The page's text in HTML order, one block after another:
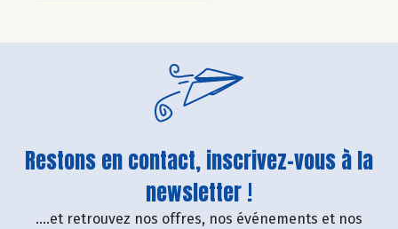
Restons en contact, inscrivez-vous à la
newsletter !
....et retrouvez nos offres, nos événements et nos